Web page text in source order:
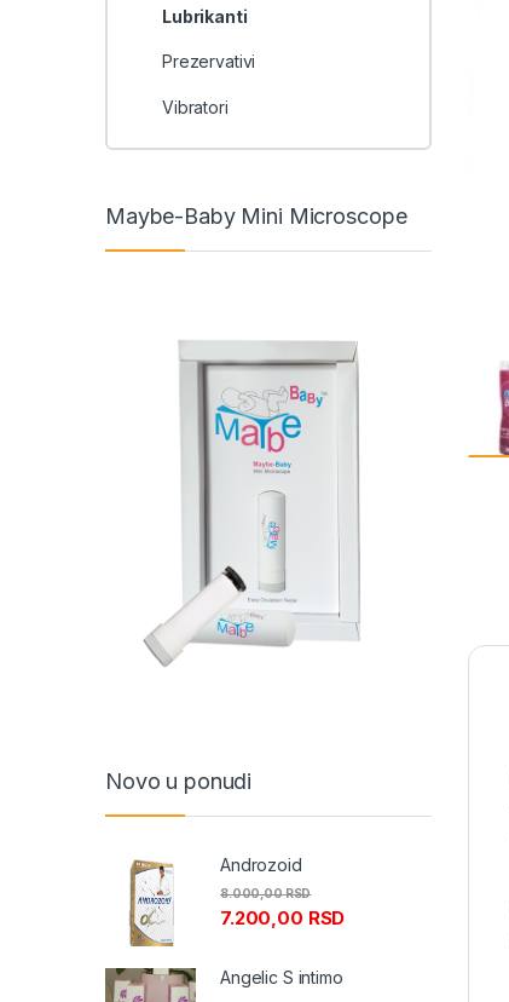
Lubrikanti
Prezervativi
Vibratori
Maybe-Baby Mini Microscope
Novo u ponudi
Androzoid
7.200,00 RSD
8.000,00RSD
Angelic S intimo